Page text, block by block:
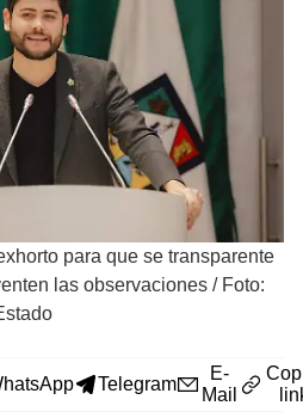
para que se transparente
las observaciones / Foto:
Telegram
E-
Mail